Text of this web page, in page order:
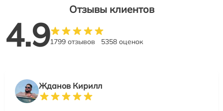
Отзывы клиентов
4.91799 отзывов 5358 оценок
Жданов Кирилл